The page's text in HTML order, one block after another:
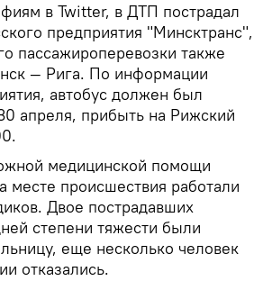
в Twitter, в ДТП пострадал
предприятия "Минсктранс",
пассажироперевозки также
— Рига. По информации
автобус должен был
апреля, прибыть на Рижский
медицинской помощи
месте происшествия работали
Двое пострадавших
степени тяжести были
еще несколько человек
отказались.